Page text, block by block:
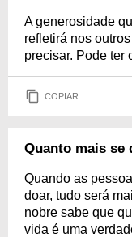
A generosidade
refletirá nos
precisar. Pode ter
COPIAR
Quanto mais se
Quando as
doar, tudo será
nobre sabe que
vida é uma